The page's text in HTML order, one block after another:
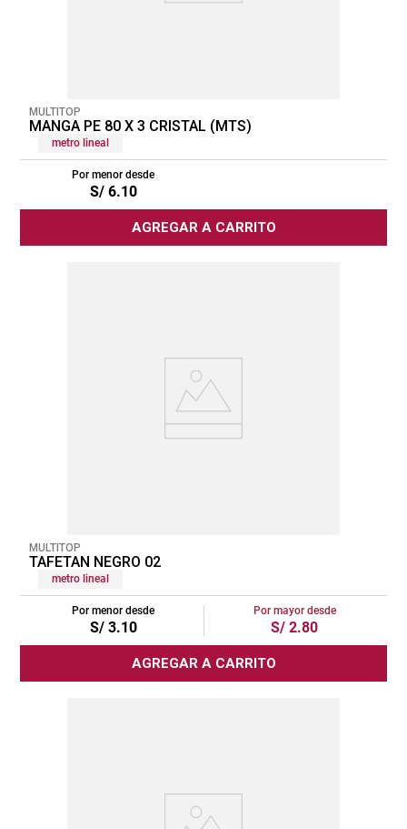
MULTITOP
MANGA PE 80 X 3 CRISTAL (MTS)
metro lineal
Por menor desde
S/ 6.10
AGREGAR A CARRITO
MULTITOP
TAFETAN NEGRO 02
metro lineal
Por menor desde
S/ 3.10
Por mayor desde
S/ 2.80
AGREGAR A CARRITO